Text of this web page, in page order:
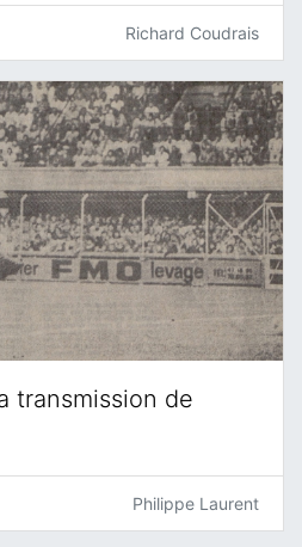
Richard Coudrais
transmission de
Philippe Laurent